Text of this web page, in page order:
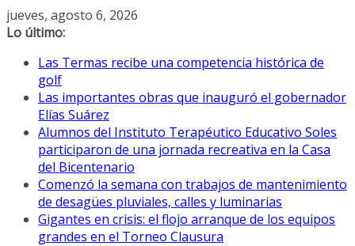
Saltar
al
jueves, agosto 6, 2026
Lo último:
Las Termas recibe una competencia histórica de
golf
Las importantes obras que inauguró el gobernador
Elías Suárez
Alumnos del Instituto Terapéutico Educativo Soles
participaron de una jornada recreativa en la Casa
del Bicentenario
Comenzó la semana con trabajos de mantenimiento
de desagües pluviales, calles y luminarias
Gigantes en crisis: el flojo arranque de los equipos
grandes en el Torneo Clausura